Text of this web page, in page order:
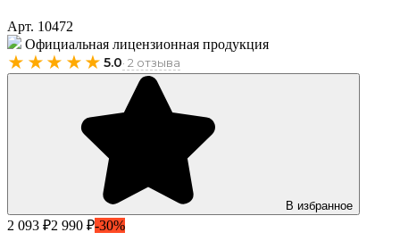
Арт. 10472
Официальная лицензионная продукция
★★★★★ 5.0· 2 отзыва
В избранное
2 093 ₽2 990 ₽-30%